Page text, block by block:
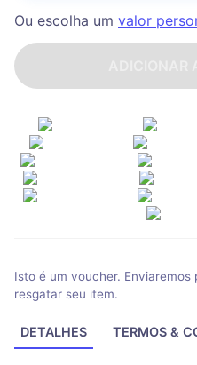
Ou escolha um valor
Isto é um voucher.
resgatar seu item.
DETALHES TERMOS &